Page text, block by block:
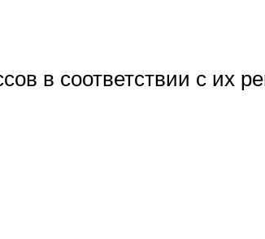
в соответствии с их